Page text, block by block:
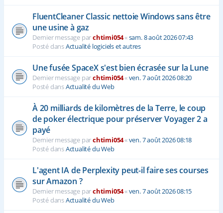
FluentCleaner Classic nettoie Windows sans être
une usine à gaz
Dernier message parchtimi054«sam. 8 août 2026 07:43
Posté dansActualité logiciels et autres
Une fusée SpaceX s'est bien écrasée sur la Lune
Dernier message parchtimi054«ven. 7 août 2026 08:20
Posté dansActualité du Web
À 20 milliards de kilomètres de la Terre, le coup
de poker électrique pour préserver Voyager 2 a
payé
Dernier message parchtimi054«ven. 7 août 2026 08:18
Posté dansActualité du Web
L'agent IA de Perplexity peut-il faire ses courses
sur Amazon ?
Dernier message parchtimi054«ven. 7 août 2026 08:15
Posté dansActualité du Web